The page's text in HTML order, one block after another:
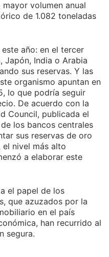
volumen anual
de 1.082 toneladas
año: en el tercer
Japón, India o Arabia
sus reservas. Y las
organismo apuntan en
lo que podría seguir
De acuerdo con la
Council, publicada el
los bancos centrales
sus reservas de oro
nivel más alto
a elaborar este
el papel de los
que azuzados por la
en el país
han recurrido al
segura.